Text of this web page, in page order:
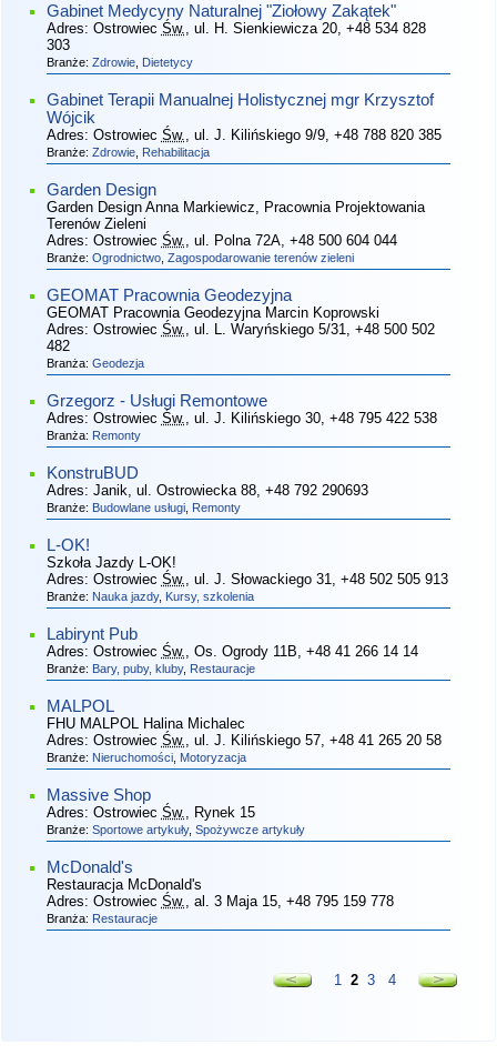
Gabinet Medycyny Naturalnej "Ziołowy Zakątek"
Adres: Ostrowiec Św. , ul. H. Sienkiewicza 20, +48 534 828
303
Branże: Zdrowie, Dietetycy
Gabinet Terapii Manualnej Holistycznej mgr Krzysztof
Wójcik
Adres: Ostrowiec Św. , ul. J. Kilińskiego 9/9, +48 788 820 385
Branże: Zdrowie, Rehabilitacja
Garden Design
Garden Design Anna Markiewicz, Pracownia Projektowania
Terenów Zieleni
Adres: Ostrowiec Św. , ul. Polna 72A, +48 500 604 044
Branże: Ogrodnictwo, Zagospodarowanie terenów zieleni
GEOMAT Pracownia Geodezyjna
GEOMAT Pracownia Geodezyjna Marcin Koprowski
Adres: Ostrowiec Św. , ul. L. Waryńskiego 5/31
, +48 500 502
482
Branża: Geodezja
Grzegorz - Usługi Remontowe
Adres: Ostrowiec Św. , ul. J. Kilińskiego 30, +48 795 422 538
Branża: Remonty
KonstruBUD
Adres: Janik, ul. Ostrowiecka 88, +48 792 290693
Branże: Budowlane usługi, Remonty
L-OK!
Szkoła Jazdy L-OK!
Adres: Ostrowiec Św. , ul. J. Słowackiego 31 , +48 502 505 913
Branże: Nauka jazdy, Kursy, szkolenia
Labirynt Pub
Adres: Ostrowiec Św. , Os. Ogrody 11B , +48 41 266 14 14
Branże: Bary, puby, kluby, Restauracje
MALPOL
FHU MALPOL Halina Michalec
Adres: Ostrowiec Św. , ul. J. Kilińskiego 57, +48 41 265 20 58
Branże: Nieruchomości, Motoryzacja
Massive Shop
Adres: Ostrowiec Św. , Rynek 15
Branże: Sportowe artykuły, Spożywcze artykuły
McDonald's
Restauracja McDonald's
Adres: Ostrowiec Św. , al. 3 Maja 15, +48 795 159 778
Branża: Restauracje
1 2 3 4